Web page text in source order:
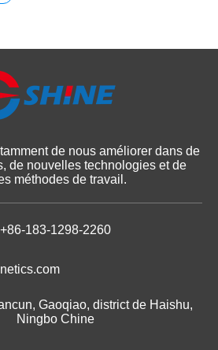
de nous améliorer dans de
de nouvelles technologies et de
méthodes de travail.
+86-183-1298-2260
Gaoqiao, district de Haishu,
Ningbo Chine